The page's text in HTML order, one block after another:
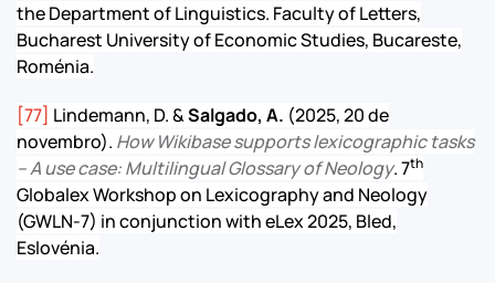
the Department of Linguistics. Faculty of Letters,
Bucharest University of Economic Studies, Bucareste,
Roménia.
[77] Lindemann, D. &Salgado, A. (2025, 20 de
novembro). How Wikibase supports lexicographic tasks
– A use case: Multilingual Glossary of Neology. 7th
Globalex Workshop on Lexicography and Neology
(GWLN-7) in conjunction with eLex 2025, Bled,
Eslovénia.